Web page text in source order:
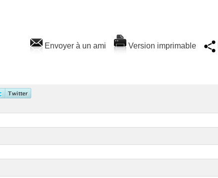
Envoyer à un ami Version imprimable